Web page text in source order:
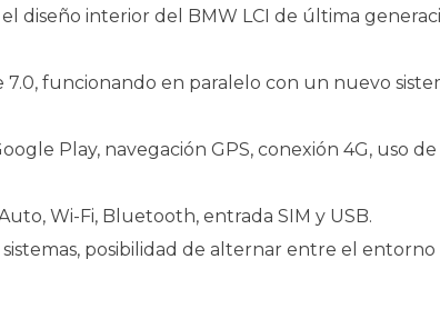
diseño interior del BMW LCI de última
funcionando en paralelo con un nuevo
Play, navegación GPS, conexión 4G, uso
Wi-Fi, Bluetooth, entrada SIM y USB.
posibilidad de alternar entre el